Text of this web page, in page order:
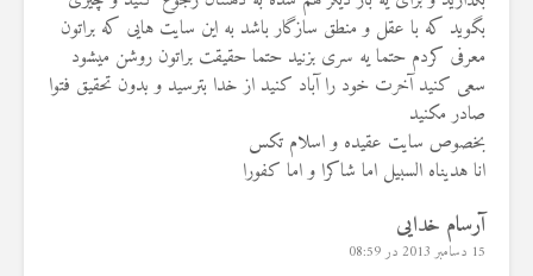
بگوید که با عقل و منطق سازگار باشد به این سایت هایی که براتون
معرفی کردم حتما یه سری بزنید حتما حقیقت براتون روشن میشود
سعی کنید آخرت خود را آباد کنید از خدا بترسید و بدون تحقیق فتوا
صادر مکنید
بخصوص سایت عقیده و اسلام تکس
انا هدیناه السبیل اما شاکرا و اما کفورا
آرسام خدایی
15 دسامبر 2013 در 08:59